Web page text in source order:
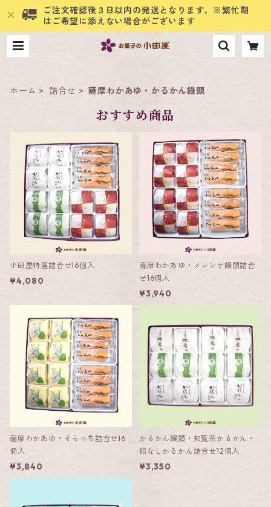
ご注文確認後３日以内の発送となります。※繁忙期
はご希望に添えない場合がございます
ホーム 詰合せ 薩摩わかあゆ・かるかん饅頭
おすすめ商品
小田屋特選詰合せ16個入
¥4,080
薩摩わかあゆ・メレンゲ饅頭詰合
せ16個入
¥3,940
薩摩わかあゆ・そらっち詰合せ16
個入
¥3,840
かるかん饅頭・知覧茶かるかん・
餡なしかるかん詰合せ12個入
¥3,350